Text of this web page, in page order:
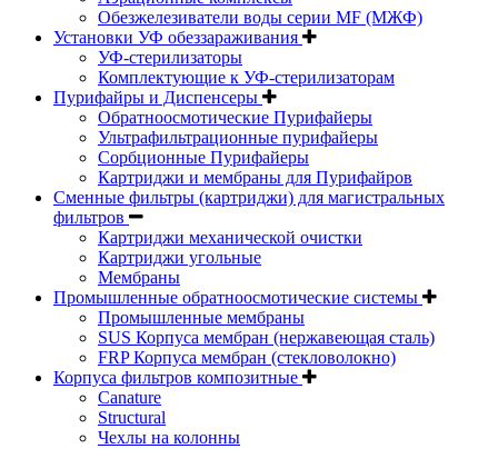
Обезжелезиватели воды серии MF (МЖФ)
Установки УФ обеззараживания
УФ-стерилизаторы
Комплектующие к УФ-стерилизаторам
Пурифайры и Диспенсеры
Обратноосмотические Пурифайеры
Ультрафильтрационные пурифайеры
Сорбционные Пурифайеры
Картриджи и мембраны для Пурифайров
Сменные фильтры (картриджи) для магистральных
фильтров
Картриджи механической очистки
Картриджи угольные
Мембраны
Промышленные обратноосмотические системы
Промышленные мембраны
SUS Корпуса мембран (нержавеющая сталь)
FRP Корпуса мембран (стекловолокно)
Корпуса фильтров композитные
Canature
Structural
Чехлы на колонны